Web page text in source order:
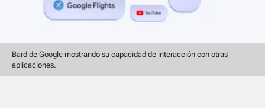
Bard de Google mostrando su capacidad de interacción con otras
aplicaciones.